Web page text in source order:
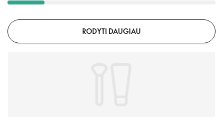
RODYTI DAUGIAU